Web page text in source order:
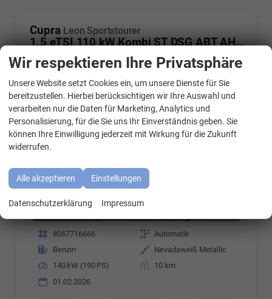
Cupra Leon Sportstourer
1.5 eTSI 110 kW Kombi ST DSG ABT AHK ACC LED
Fahrzeugnr. 8067716666 Getriebe Automatik
Kraftstoff
Benzin Außenfarbe
Nevadaweiß Metallic
Leistung
140 kW (190 PS) Kilometerstand
10 km
01.02.2026
Wir respektieren Ihre Privatsphäre
Unsere Website setzt Cookies ein, um unsere Dienste für Sie
bereitzustellen. Hierbei berücksichtigen wir Ihre Auswahl und
verarbeiten nur die Daten für Marketing, Analytics und
Personalisierung, für die Sie uns Ihr Einverständnis geben. Sie
können Ihre Einwilligung jederzeit mit Wirkung für die Zukunft
widerrufen.
Alle akzeptieren Einstellungen
Datenschutzerklärung Impressum